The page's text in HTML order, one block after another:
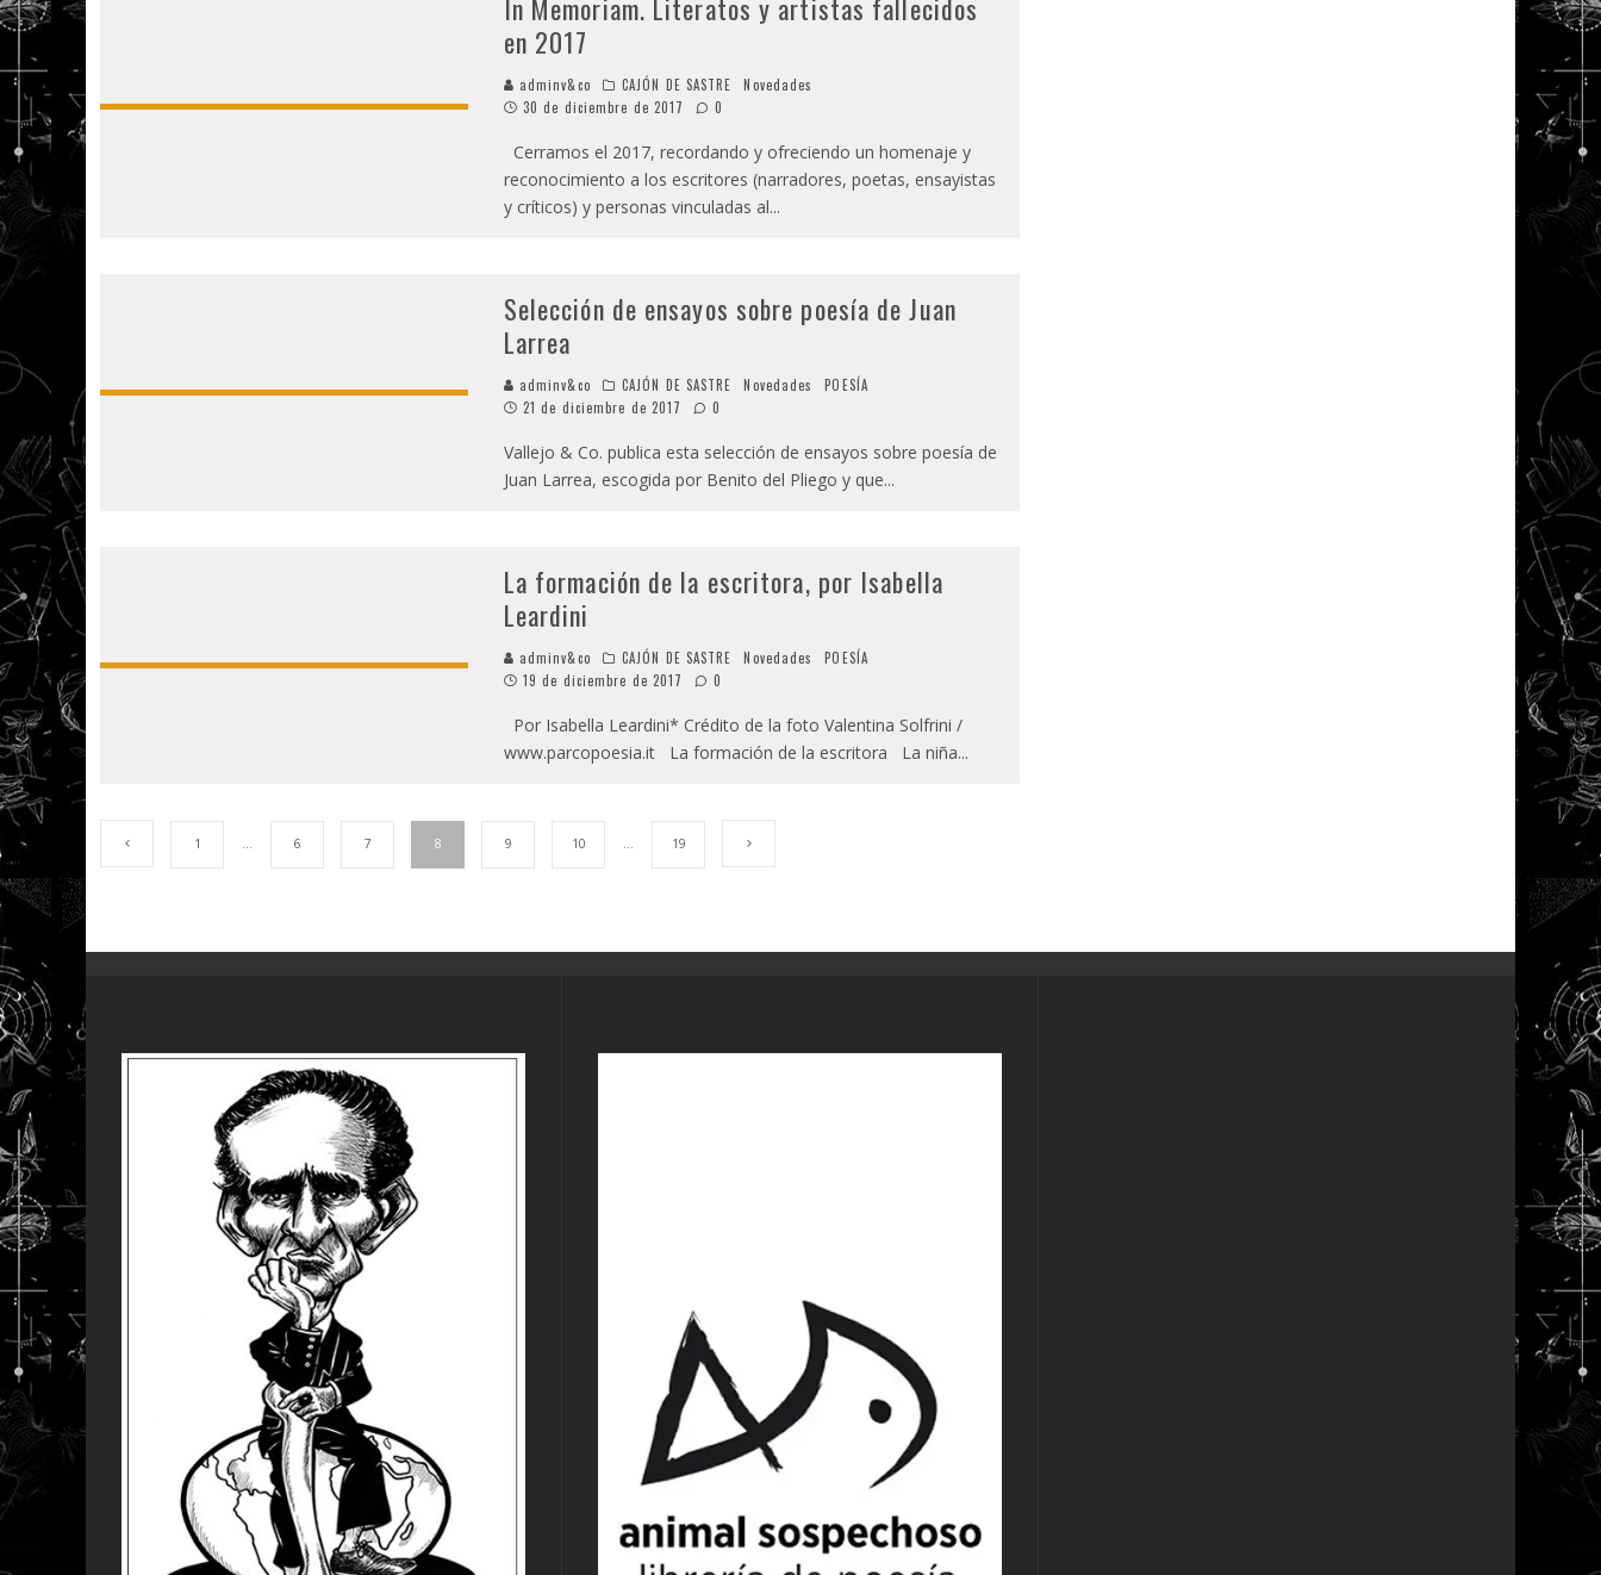
In Memoriam. Literatos y artistas fallecidos
en 2017
adminv&co CAJÓN DE SASTRE
Novedades
30 de diciembre de 2017
0
Cerramos el 2017, recordando y ofreciendo un homenaje y
reconocimiento a los escritores (narradores, poetas, ensayistas
y críticos) y personas vinculadas al...
Selección de ensayos sobre poesía de Juan
Larrea
adminv&co CAJÓN DE SASTRE Novedades
POESÍA
21 de diciembre de 2017
0
Vallejo & Co. publica esta selección de ensayos sobre poesía de
Juan Larrea, escogida por Benito del Pliego y que...
La formación de la escritora, por Isabella
Leardini
adminv&co CAJÓN DE SASTRE Novedades
POESÍA
19 de diciembre de 2017
0
Por Isabella Leardini* Crédito de la foto Valentina Solfrini /
www.parcopoesia.it La formación de la escritora La niña...
1 … 6 7 8 9 10 … 19